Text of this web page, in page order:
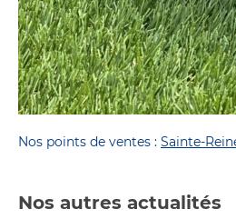
Nos points de ventes : Sainte-
Nos autres actualités